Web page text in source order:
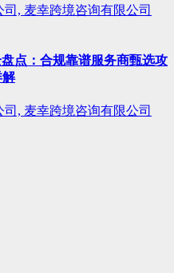
, 麦幸跨境咨询有限公司
点：合规靠谱服务商甄选攻
解
, 麦幸跨境咨询有限公司